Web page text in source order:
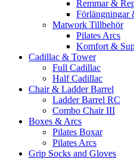
Remmar &
Förlängningar
Matwork Tillbehör
Pilates Arcs
Komfort &
Cadillac & Tower
Full Cadillac
Half Cadillac
Chair & Ladder Barrel
Ladder Barrel RC
Combo Chair III
Boxes & Arcs
Pilates Boxar
Pilates Arcs
Grip Socks and Gloves